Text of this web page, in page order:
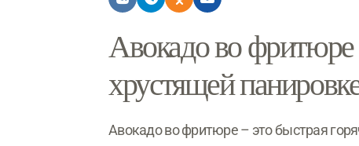
Авокадо во фритюре
хрустящей
Авокадо во фритюре – это быстрая